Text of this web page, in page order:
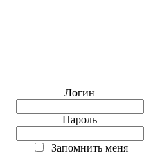
Логин
Пароль
Запомнить меня